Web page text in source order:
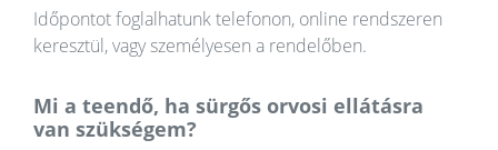
Időpontot foglalhatunk telefonon, online rendszeren
keresztül, vagy személyesen a rendelőben.
Mi a teendő, ha sürgős orvosi ellátásra
van szükségem?